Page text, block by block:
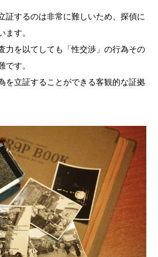
証するのは非常に難しいため、探偵に
す。
力を以てしても「性交渉」の行為その
す。
を立証することができる客観的な証拠